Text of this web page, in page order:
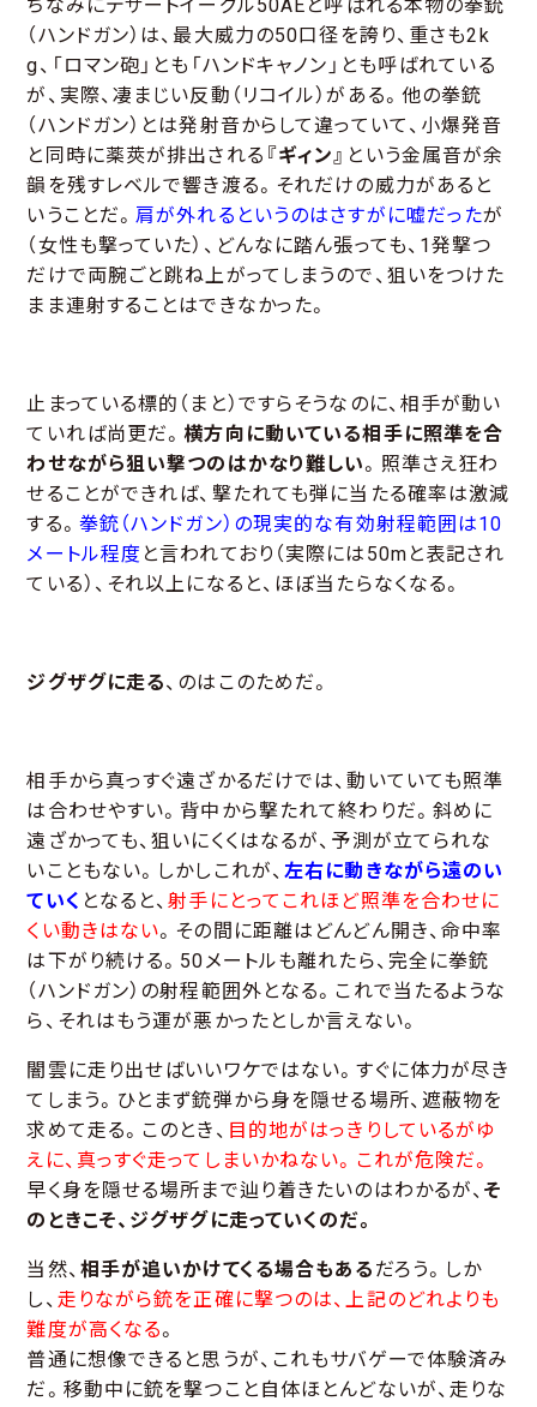
ちなみにデザートイーグル50AEと呼ばれる本物の拳銃
（ハンドガン）は、最大威力の50口径を誇り、重さも2k
g、「ロマン砲」とも「ハンドキャノン」とも呼ばれている
が、実際、凄まじい反動（リコイル）がある。他の拳銃
（ハンドガン）とは発射音からして違っていて、小爆発音
と同時に薬莢が排出される 『ギィン』 という金属音が余
韻を残すレベルで響き渡る。それだけの威力があると
いうことだ。肩が外れるというのはさすがに嘘だったが
（女性も撃っていた）、どんなに踏ん張っても、1発撃つ
だけで両腕ごと跳ね上がってしまうので、狙いをつけた
まま連射することはできなかった。
止まっている標的（まと）ですらそうなのに、相手が動い
ていれば尚更だ。横方向に動いている相手に照準を合
わせながら狙い撃つのはかなり難しい。照準さえ狂わ
せることができれば、撃たれても弾に当たる確率は激減
する。 拳銃（ハンドガン）の現実的な有効射程範囲は10
メートル程度 と言われており（実際には50mと表記され
ている）、それ以上になると、ほぼ当たらなくなる。
ジグザグに走る、のはこのためだ。
相手から真っすぐ遠ざかるだけでは、動いていても照準
は合わせやすい。背中から撃たれて終わりだ。斜めに
遠ざかっても、狙いにくくはなるが、予測が立てられな
いこともない。しかしこれが、左右に動きながら遠のい
ていく となると、射手にとってこれほど照準を合わせに
くい動きはない。その間に距離はどんどん開き、命中率
は下がり続ける。50メートルも離れたら、完全に拳銃
（ハンドガン）の射程範囲外となる。これで当たるような
ら、それはもう運が悪かったとしか言えない。
闇雲に走り出せばいいワケではない。すぐに体力が尽き
てしまう。ひとまず銃弾から身を隠せる場所、遮蔽物を
求めて走る。このとき、 目的地がはっきりしているがゆ
えに、真っすぐ走ってしまいかねない。これが危険だ。
早く身を隠せる場所まで辿り着きたいのはわかるが、そ
のときこそ、ジグザグに走っていくのだ。
当然、 相手が追いかけてくる場合もある だろう。しか
し、 走りながら銃を正確に撃つのは、上記のどれよりも
難度が高くなる。
普通に想像できると思うが、これもサバゲーで体験済み
だ。移動中に銃を撃つこと自体ほとんどないが、走りな